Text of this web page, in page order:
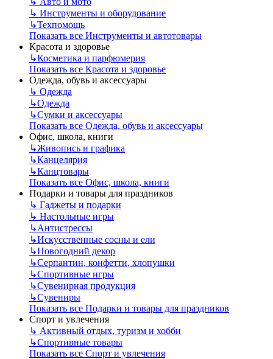
↳ Инструменты и оборудование
↳Техпомощь
Показать все Инструменты и автотовары
Красота и здоровье
↳Косметика и парфюмерия
Показать все Красота и здоровье
Одежда, обувь и аксессуары
↳ Одежда
↳Одежда
↳Сумки и аксессуары
Показать все Одежда, обувь и аксессуары
Офис, школа, книги
↳Живопись и графика
↳Канцелярия
↳Канцтовары
Показать все Офис, школа, книги
Подарки и товары для праздников
↳ Гаджеты и подарки
↳ Настольные игры
↳Антистрессы
↳Искусственные сосны и ели
↳Новогодний декор
↳Серпантин, конфетти, хлопушки
↳Спортивные игры
↳Сувенирная продукция
↳Сувениры
Показать все Подарки и товары для праздников
Спорт и увлечения
↳ Активный отдых, туризм и хобби
↳Спортивные товары
Показать все Спорт и увлечения